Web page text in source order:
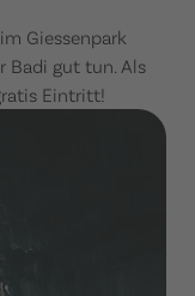
Giessenpark
Badi gut tun. Als
Eintritt!